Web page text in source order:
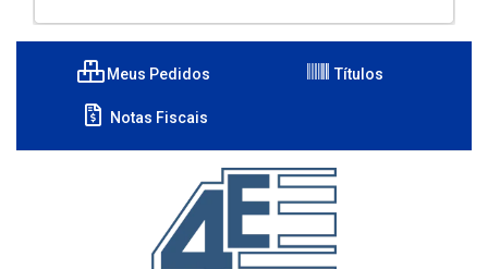
Meus Pedidos Títulos
Notas Fiscais